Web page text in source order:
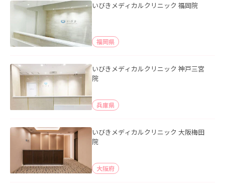
いびきメディカルクリニック 福岡院
福岡県
いびきメディカルクリニック 神戸三宮
院
兵庫県
いびきメディカルクリニック 大阪梅田
院
大阪府